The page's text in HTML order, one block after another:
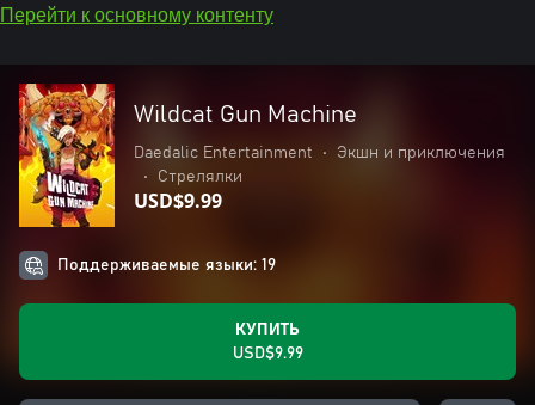
Перейти к основному контенту
Wildcat Gun Machine
Daedalic Entertainment •
Экшн и приключения
•
Стрелялки
USD$9.99
Поддерживаемые языки: 19
КУПИТЬ
USD$9.99